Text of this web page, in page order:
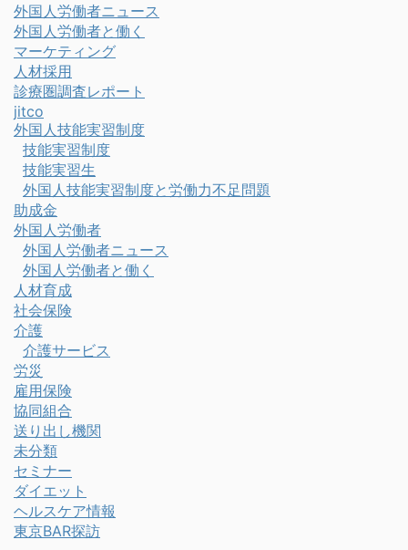
外国人労働者ニュース
外国人労働者と働く
マーケティング
人材採用
診療圏調査レポート
jitco
外国人技能実習制度
技能実習制度
技能実習生
外国人技能実習制度と労働力不足問題
助成金
外国人労働者
外国人労働者ニュース
外国人労働者と働く
人材育成
社会保険
介護
介護サービス
労災
雇用保険
協同組合
送り出し機関
未分類
セミナー
ダイエット
ヘルスケア情報
東京BAR探訪